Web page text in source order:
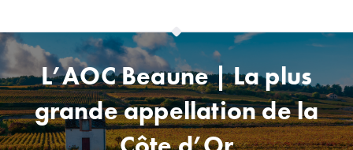
L’AOC Beaune | La plus
grande appellation de la